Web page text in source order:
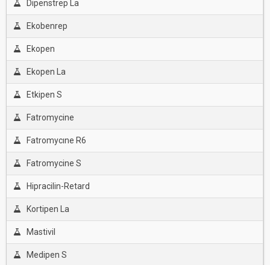
Dipenstrep La
Ekobenrep
Ekopen
Ekopen La
Etkipen S
Fatromycine
Fatromycıne R6
Fatromycine S
Hipracilin-Retard
Kortipen La
Mastivil
Medipen S